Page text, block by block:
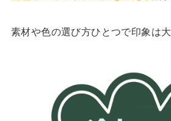
素材や色の選び方ひとつで印象は大